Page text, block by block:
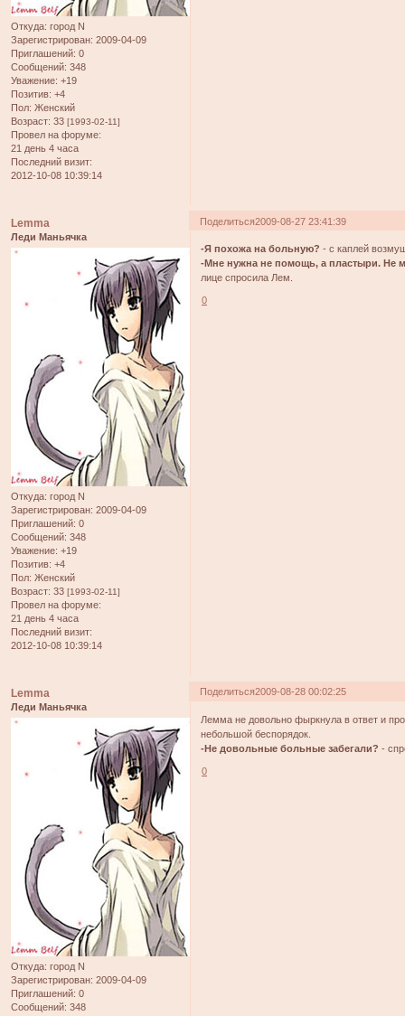
Откуда: город N
Зарегистрирован: 2009-04-09
Приглашений: 0
Сообщений: 348
Уважение: +19
Позитив: +4
Пол: Женский
Возраст: 33 [1993-02-11]
Провел на форуме:
21 день 4 часа
Последний визит:
2012-10-08 10:39:14
Поделиться2009-08-27 23:41:39
Lemma
Леди Маньячка
Откуда: город N
Зарегистрирован: 2009-04-09
Приглашений: 0
Сообщений: 348
Уважение: +19
Позитив: +4
Пол: Женский
Возраст: 33 [1993-02-11]
Провел на форуме:
21 день 4 часа
Последний визит:
2012-10-08 10:39:14
-Я похожа на больную? - с каплей
-Мне нужна не помощь, а пластыри. Не
лице спросила Лем.
0
Поделиться2009-08-28 00:02:25
Lemma
Леди Маньячка
Откуда: город N
Зарегистрирован: 2009-04-09
Приглашений: 0
Сообщений: 348
Лемма не довольно фыркнула в ответ и
небольшой беспорядок.
-Не довольные больные забегали? -
0